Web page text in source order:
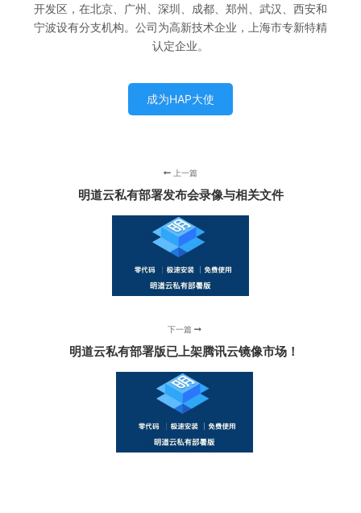
开发区，在北京、广州、深圳、成都、郑州、武汉、西安和
宁波设有分支机构。公司为高新技术企业，上海市专新特精
认定企业。
成为HAP大使
上一篇
明道云私有部署发布会录像与相关文件
下一篇
明道云私有部署版已上架腾讯云镜像市场！